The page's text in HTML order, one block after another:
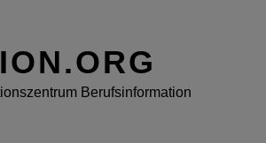
Berufsinformation